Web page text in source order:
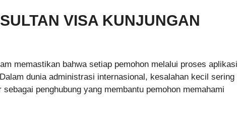
VISA KUNJUNGAN
memastikan bahwa setiap pemohon melalui proses aplikasi
dunia administrasi internasional, kesalahan kecil sering
penghubung yang membantu pemohon memahami